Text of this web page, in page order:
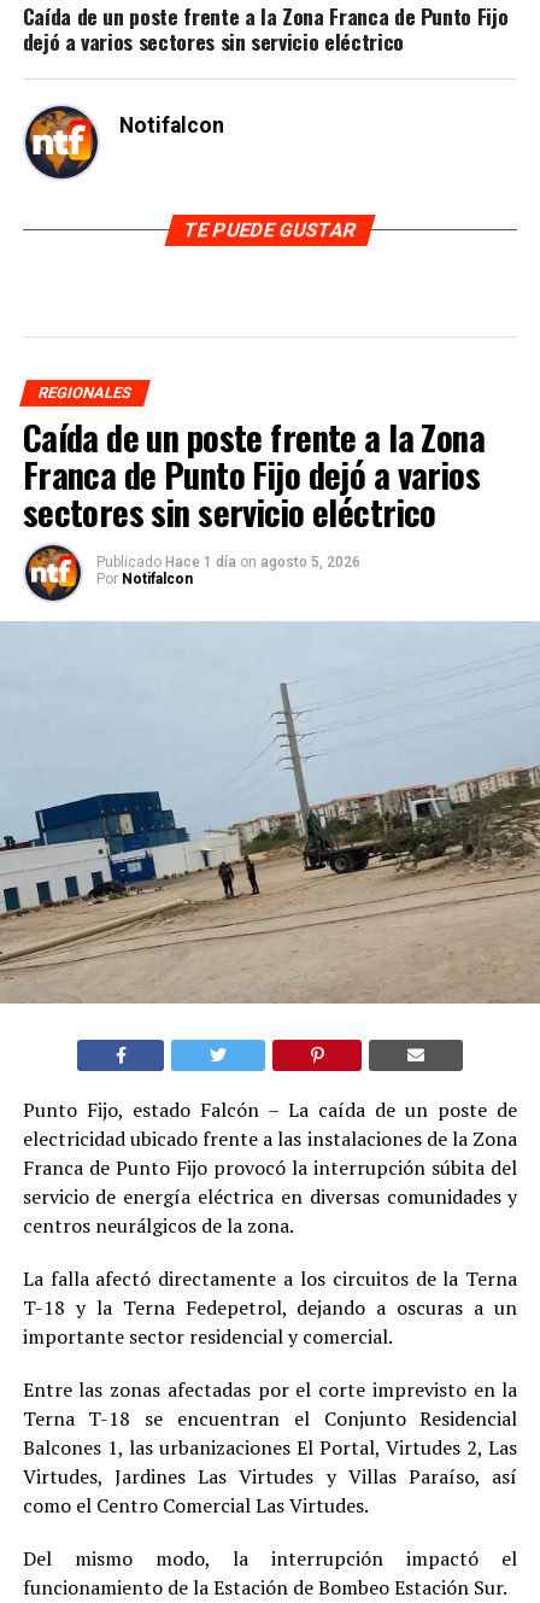
Caída de un poste frente a la Zona Franca de Punto Fijo
dejó a varios sectores sin servicio eléctrico
Notifalcon
TE PUEDE GUSTAR
REGIONALES
Caída de un poste frente a la Zona
Franca de Punto Fijo dejó a varios
sectores sin servicio eléctrico
Publicado Hace 1 día on agosto 5, 2026
Por Notifalcon
Punto Fijo, estado Falcón – La caída de un poste de
electricidad ubicado frente a las instalaciones de la Zona
Franca de Punto Fijo provocó la interrupción súbita del
servicio de energía eléctrica en diversas comunidades y
centros neurálgicos de la zona.
La falla afectó directamente a los circuitos de la Terna
T-18 y la Terna Fedepetrol, dejando a oscuras a un
importante sector residencial y comercial.
Entre las zonas afectadas por el corte imprevisto en la
Terna T-18 se encuentran el Conjunto Residencial
Balcones 1, las urbanizaciones El Portal, Virtudes 2, Las
Virtudes, Jardines Las Virtudes y Villas Paraíso, así
como el Centro Comercial Las Virtudes.
Del mismo modo, la interrupción impactó el
funcionamiento de la Estación de Bombeo Estación Sur.